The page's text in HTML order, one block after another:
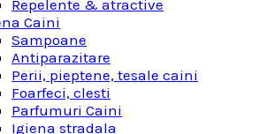
Repelente & atractive
Caini
Sampoane
Antiparazitare
Perii, pieptene, tesale caini
Foarfeci, clesti
Parfumuri Caini
Igiena stradala